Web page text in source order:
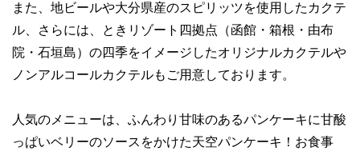
また、地ビールや大分県産のスピリッツを使用したカクテ
ル、さらには、ときリゾート四拠点（函館・箱根・由布
院・石垣島）の四季をイメージしたオリジナルカクテルや
ノンアルコールカクテルもご用意しております。
人気のメニューは、ふんわり甘味のあるパンケーキに甘酸
っぱいベリーのソースをかけた天空パンケーキ！お食事